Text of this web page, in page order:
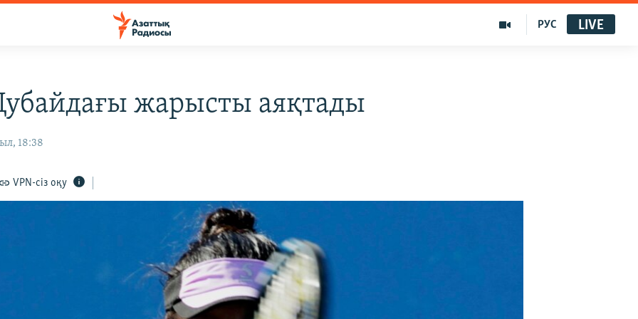
РУС LIVE
жарысты аяқтады
18:38
VPN-сіз оқу